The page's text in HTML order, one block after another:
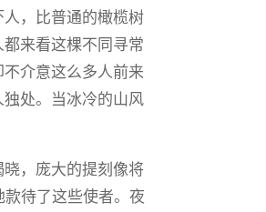
，比普通的橄榄树
来看这棵不同寻常
介意这么多人前来
处。当冰冷的山风
，庞大的提刻像将
待了这些使者。夜